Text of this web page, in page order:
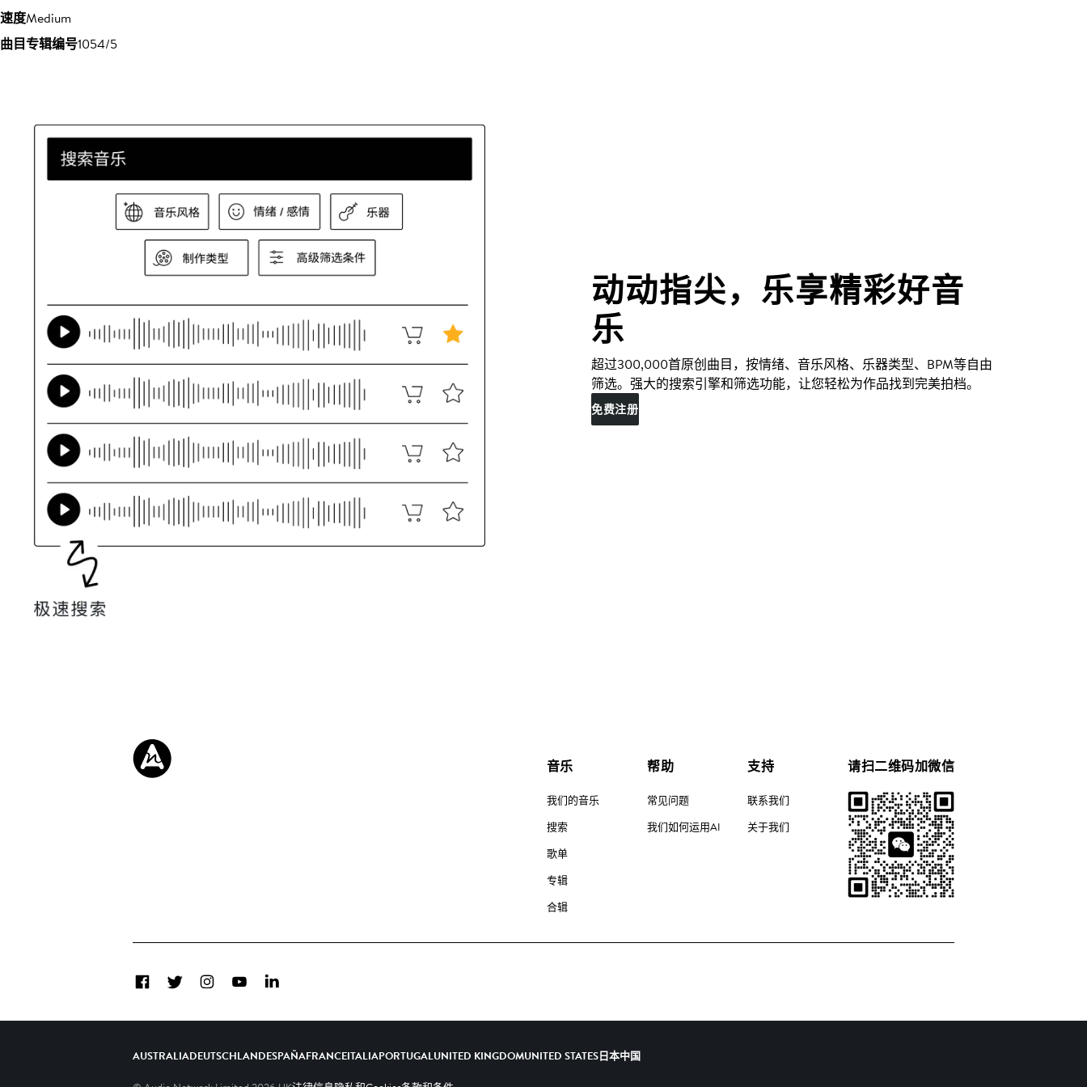
速度Medium
曲目专辑编号1054/5
动动指尖，乐享精彩好音
乐
超过300,000首原创曲目，按情绪、音乐风格、乐器类型、BPM等自由
筛选。强大的搜索引擎和筛选功能，让您轻松为作品找到完美拍档。
免费注册
音乐
我们的音乐
搜索
歌单
专辑
合辑
帮助
常见问题
我们如何运用AI
支持
联系我们
关于我们
请扫二维码加微信
FacebookTwitterInstagramYouTubeLinkedIn
AUSTRALIADEUTSCHLANDESPAÑAFRANCEITALIAPORTUGALUNITED KINGDOMUNITED STATES日本中国